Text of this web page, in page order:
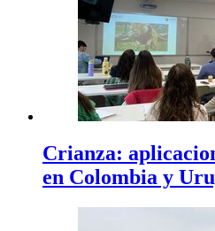
Crianza:
en Colombia y